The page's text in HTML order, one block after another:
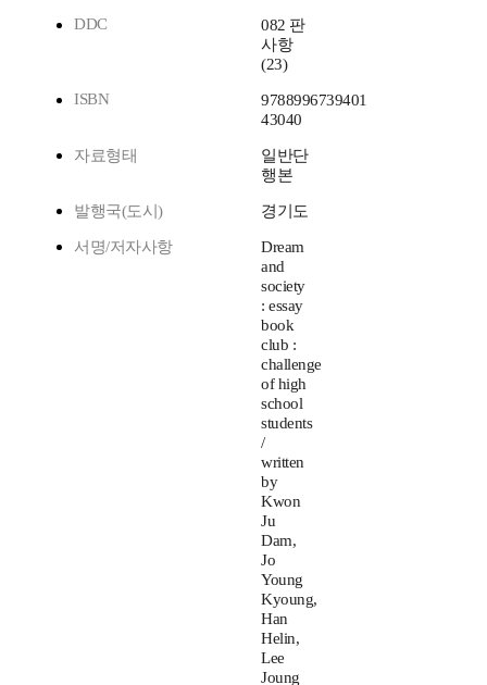
DDC
082 판
사항
(23)
ISBN
9788996739401
43040
자료형태
일반단
행본
발행국(도시) 경기도
서명/저자사항
Dream
and
society
: essay
book
club :
challenge
of high
school
students
/
written
by
Kwon
Ju
Dam,
Jo
Young
Kyoung,
Han
Helin,
Lee
Joung